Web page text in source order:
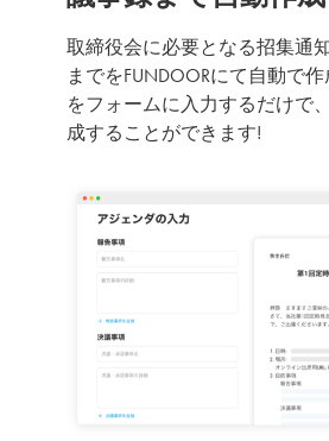
取締役会に必要となる招集通
までをFUNDOORにて自動で
をフォームに入力するだけで
成することができます!